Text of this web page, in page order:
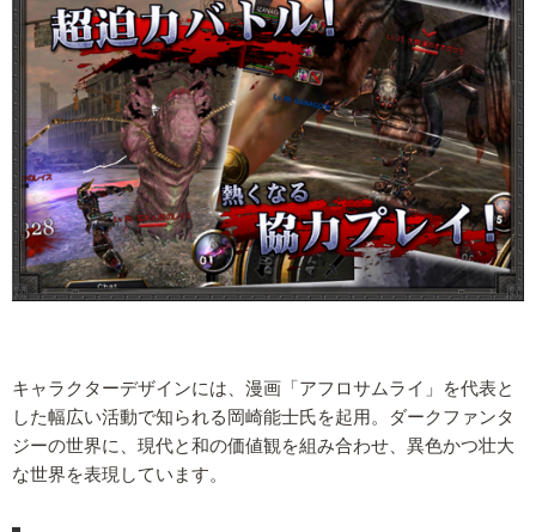
キャラクターデザインには、漫画「アフロサムライ」を代表と
した幅広い活動で知られる岡崎能士氏を起用。ダークファンタ
ジーの世界に、現代と和の価値観を組み合わせ、異色かつ壮大
な世界を表現しています。